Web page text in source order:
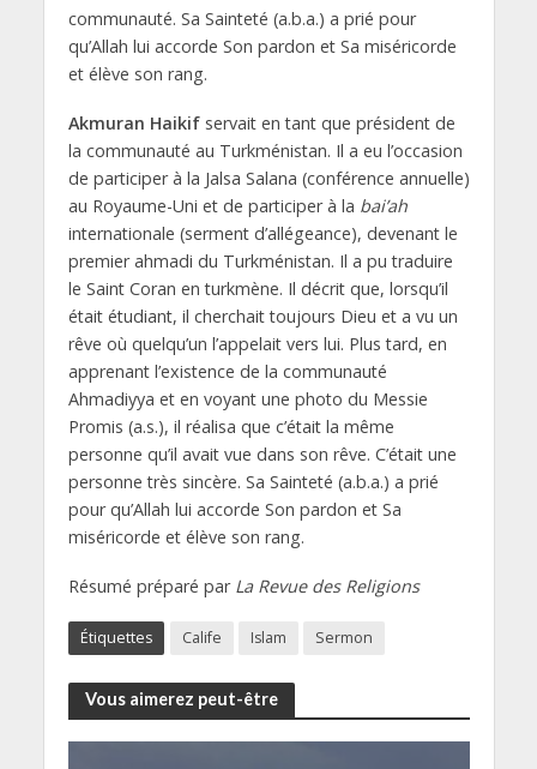
communauté. Sa Sainteté (a.b.a.) a prié pour
qu’Allah lui accorde Son pardon et Sa miséricorde
et élève son rang.
Akmuran Haikifservait en tant que président de
la communauté au Turkménistan. Il a eu l’occasion
de participer à la Jalsa Salana (conférence annuelle)
au Royaume-Uni et de participer à la bai’ah
internationale (serment d’allégeance), devenant le
premier ahmadi du Turkménistan. Il a pu traduire
le Saint Coran en turkmène. Il décrit que, lorsqu’il
était étudiant, il cherchait toujours Dieu et a vu un
rêve où quelqu’un l’appelait vers lui. Plus tard, en
apprenant l’existence de la communauté
Ahmadiyya et en voyant une photo du Messie
Promis (a.s.), il réalisa que c’était la même
personne qu’il avait vue dans son rêve. C’était une
personne très sincère. Sa Sainteté (a.b.a.) a prié
pour qu’Allah lui accorde Son pardon et Sa
miséricorde et élève son rang.
Résumé préparé par La Revue des Religions
Étiquettes Calife Islam Sermon
Vous aimerez peut-être